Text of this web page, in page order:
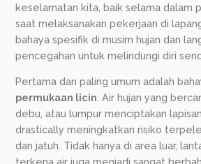
keselamatan kita, baik selama dalam
saat melaksanakan pekerjaan di
bahaya spesifik di musim hujan dan
pencegahan untuk melindungi diri
Pertama dan paling umum adalah
permukaan licin . Air hujan yang
debu, atau lumpur menciptakan
drastically meningkatkan risiko
dan jatuh. Tidak hanya di area luar,
terkena air juga menjadi sangat